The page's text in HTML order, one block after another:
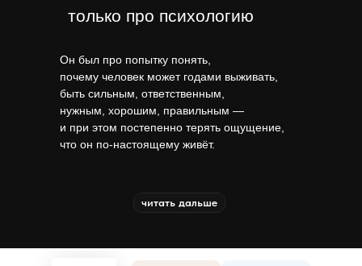
только про психологию
Он был про попытку понять,
почему человек может годами выживать,
быть сильным, ответственным,
нужным, хорошим, правильным —
и при этом постепенно терять ощущение,
что он по-настоящему живёт.
читать дальше